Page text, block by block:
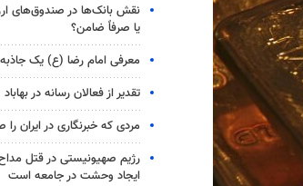
نقش بانک‌ها در صندوق‌های
یا صرفاً ضامن؟
معرفی امام رضا (ع) یک
تقدیر از فعالان رسانه در بهاباد
مردی که خبرنگاری در ایران
رژیم صهیونیستی در قتل
ایجاد وحشت در جامعه است